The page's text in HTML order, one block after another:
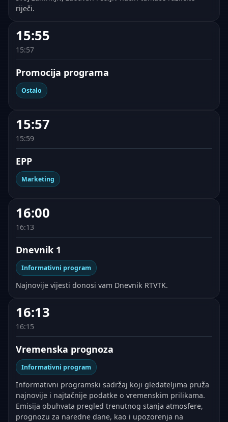
riječi.
15:55
15:57
Promocija programa
Ostalo
15:57
15:59
EPP
Marketing
16:00
16:13
Dnevnik 1
Informativni program
Najnovije vijesti donosi vam Dnevnik RTVTK.
16:13
16:15
Vremenska prognoza
Informativni program
Informativni programski sadržaj koji gledateljima pruža
najnovije i najtačnije podatke o vremenskim prilikama.
Emisija obuhvata pregled trenutnog stanja atmosfere,
prognozu za naredne dane, kao i upozorenja na